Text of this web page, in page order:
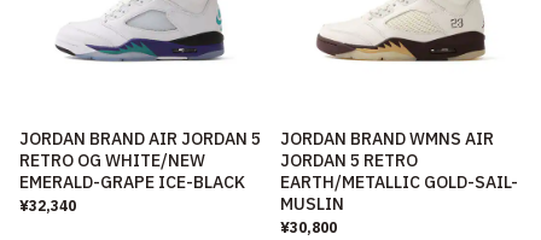
JORDAN BRAND AIR JORDAN 5
RETRO OG WHITE/NEW
EMERALD-GRAPE ICE-BLACK
¥32,340
JORDAN BRAND WMNS AIR
JORDAN 5 RETRO
EARTH/METALLIC GOLD-SAIL-
MUSLIN
¥30,800